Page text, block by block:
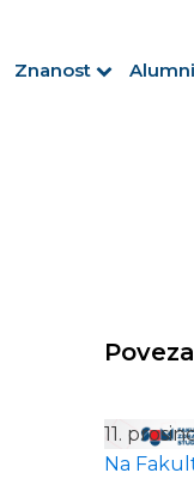
Znanost Alumni
11.
Na